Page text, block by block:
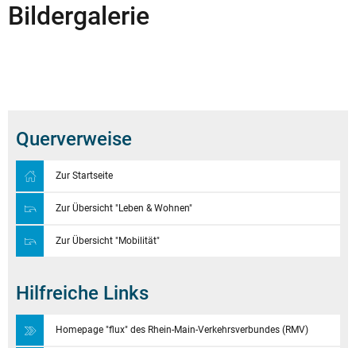
Bildergalerie
Querverweise
Zur Startseite
Zur Übersicht "Leben & Wohnen"
Zur Übersicht "Mobilität"
Hilfreiche Links
Homepage "flux" des Rhein-Main-Verkehrsverbundes (RMV)